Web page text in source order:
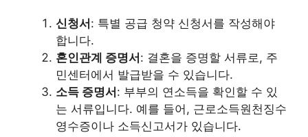
신청서: 특별 공급 청약 신청서를 작성해야
합니다.
혼인관계 증명서: 결혼을 증명할 서류로, 주
민센터에서 발급받을 수 있습니다.
소득 증명서: 부부의 연소득을 확인할 수 있
는 서류입니다. 예를 들어, 근로소득원천징수
영수증이나 소득신고서가 있습니다.